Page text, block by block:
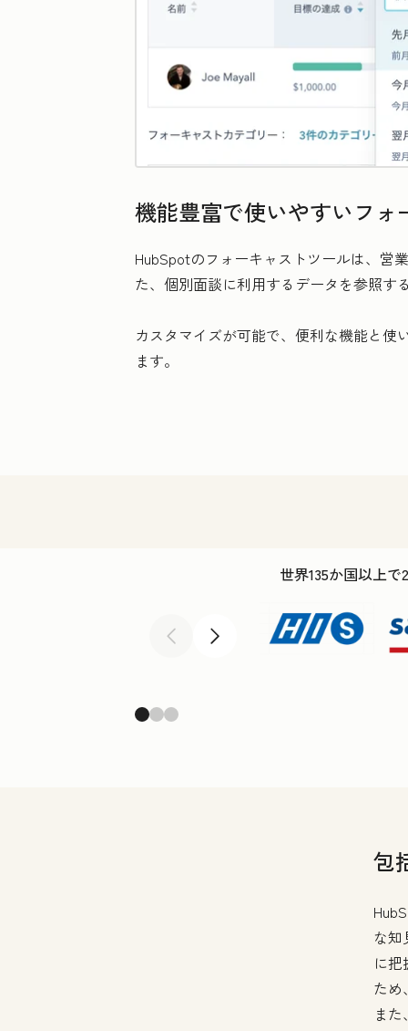
機能豊富で使いやすいフ
HubSpotのフォーキャストツールは、営
た、個別面談に利用するデータを参照す
カスタマイズが可能で、便利な機能と
ます。
世界135か国以上
前へ 次へ
包
な
に
ため
ま